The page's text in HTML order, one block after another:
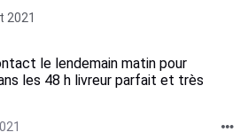
2021
le lendemain matin pour
les 48 h livreur parfait et très